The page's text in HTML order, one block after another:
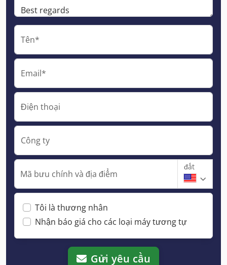
Tên*
Email*
Điện thoại
Công ty
Mã bưu chính và địa điểm
đất
Tôi là thương nhân
Nhận báo giá cho các loại máy tương tự
Gửi yêu cầu